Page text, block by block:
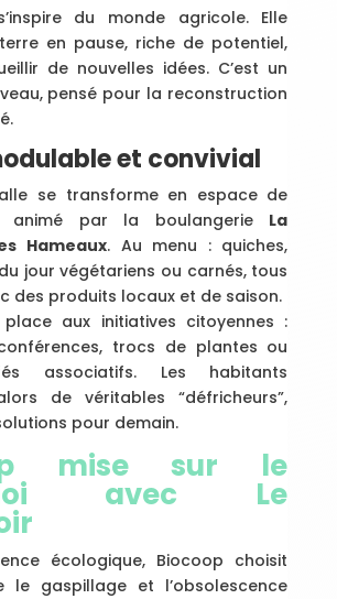
du monde agricole. Elle
en pause, riche de potentiel,
de nouvelles idées. C’est un
pensé pour la reconstruction
et convivial
se transforme en espace de
animé par la boulangerie La
Hameaux. Au menu : quiches,
jour végétariens ou carnés, tous
des produits locaux et de saison.
place aux initiatives citoyennes :
trocs de plantes ou
associatifs. Les habitants
de véritables “défricheurs”,
pour demain.
mise sur le
avec Le
écologique, Biocoop choisit
le gaspillage et l’obsolescence